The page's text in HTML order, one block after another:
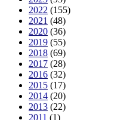
2022 (155)
2021 (48)
2020 (36)
2019 (55)
2018 (69)
2017 (28)
2016 (32)
2015 (17)
2014 (20)
2013 (22)
2011 (1)